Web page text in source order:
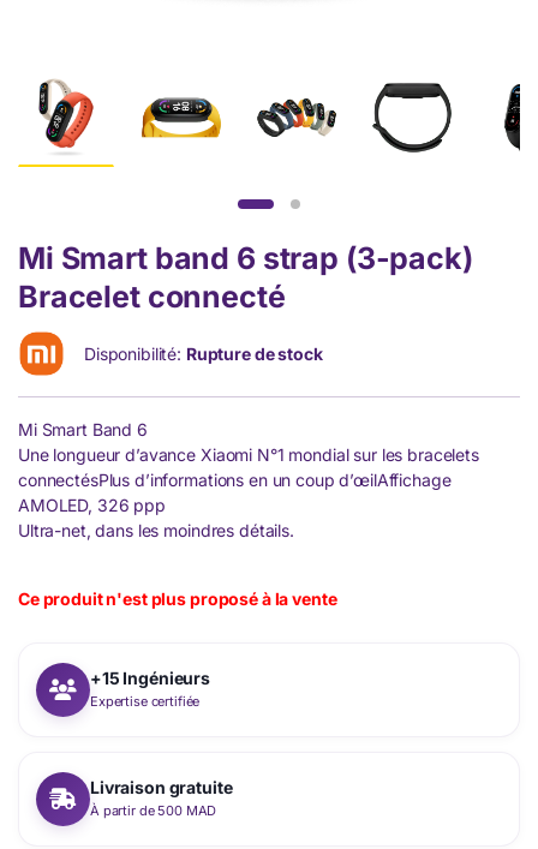
Mi Smart band 6 strap (3-pack)
Bracelet connecté
Disponibilité: Rupture de stock
Mi Smart Band 6
Une longueur d’avance Xiaomi N°1 mondial sur les bracelets
connectésPlus d’informations en un coup d’œilAffichage
AMOLED, 326 ppp
Ultra-net, dans les moindres détails.
Ce produit n'est plus proposé à la vente
+15 Ingénieurs
Expertise certifiée
Livraison gratuite
À partir de 500 MAD